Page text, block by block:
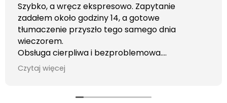
Szybko, a wręcz ekspresowo. Zapytanie
zadałem około godziny 14, a gotowe
tłumaczenie przyszło tego samego dnia
wieczorem.
Obsługa cierpliwa i bezproblemowa.
Otrzymałem wszelkie informacje i porady jaka
usługa będzie dla mnie najlepsza. Faktura także
Czytaj więcej